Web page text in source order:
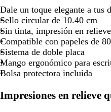
para
moverte
por
la
imagen
para
moverte
por
la
imagen
Dale un toque elegante a tus
Sello circular de 10.40 cm
Sin tinta, impresión en relieve
Compatible con papeles de
Sistema de doble placa
Mango ergonómico para
Bolsa protectora incluida
Impresiones en relieve